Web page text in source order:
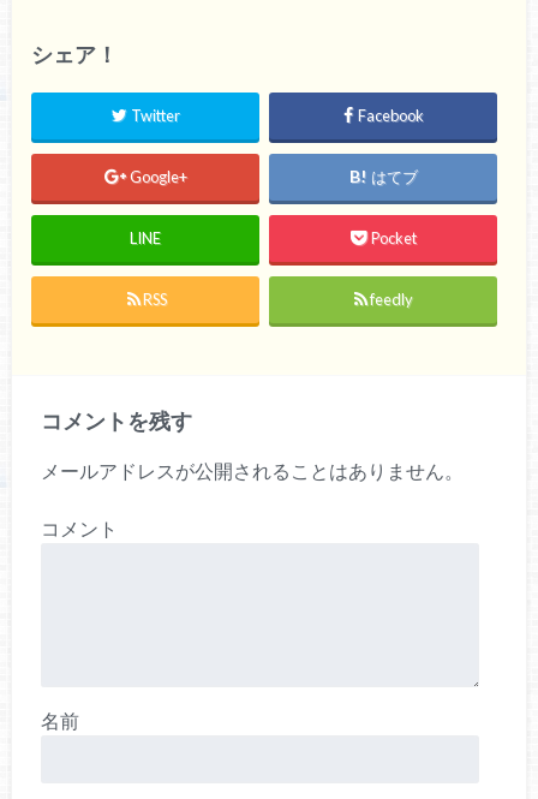
シェア！
Twitter Facebook
Google+ はてブ
LINE Pocket
RSS feedly
コメントを残す
メールアドレスが公開されることはありません。
コメント
名前